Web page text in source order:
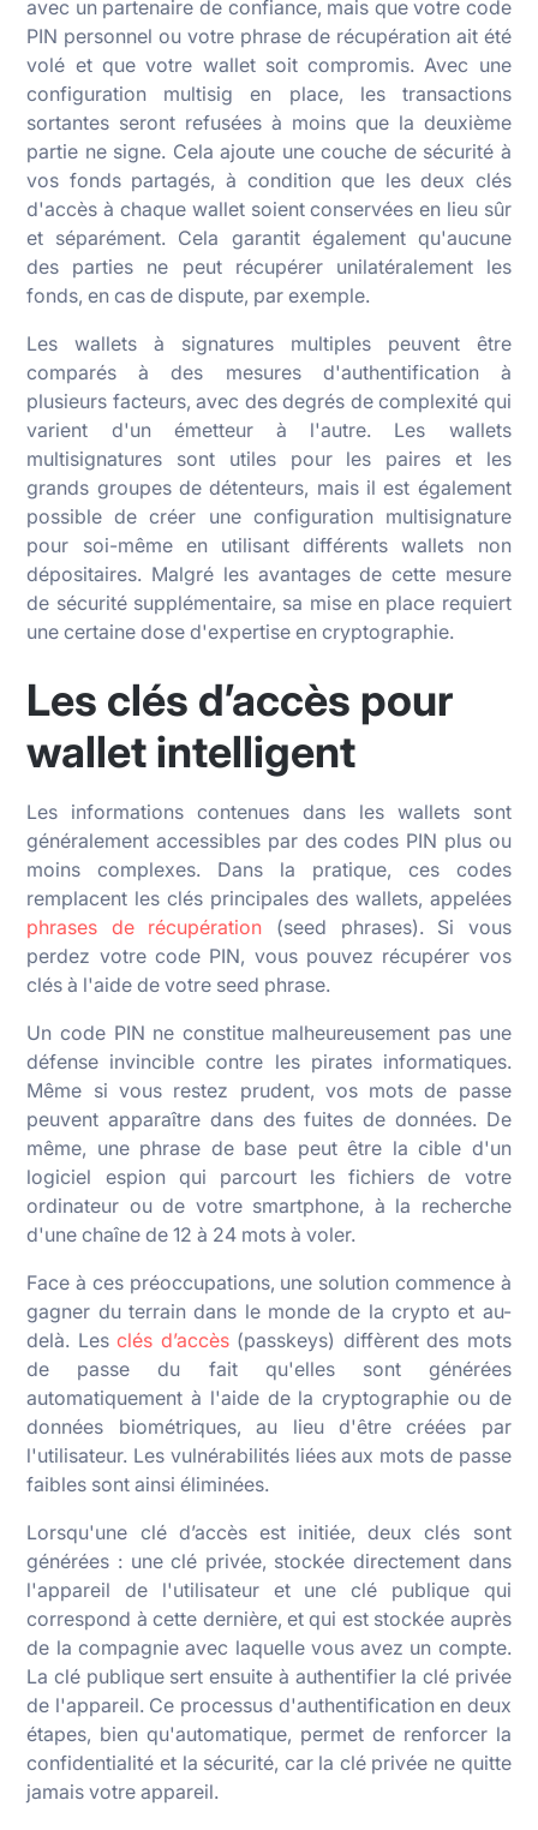
avec un partenaire de confiance, mais que votre code
PIN personnel ou votre phrase de récupération ait été
volé et que votre wallet soit compromis. Avec une
configuration multisig en place, les transactions
sortantes seront refusées à moins que la deuxième
partie ne signe. Cela ajoute une couche de sécurité à
vos fonds partagés, à condition que les deux clés
d'accès à chaque wallet soient conservées en lieu sûr
et séparément. Cela garantit également qu'aucune
des parties ne peut récupérer unilatéralement les
fonds, en cas de dispute, par exemple.
Les wallets à signatures multiples peuvent être
comparés à des mesures d'authentification à
plusieurs facteurs, avec des degrés de complexité qui
varient d'un émetteur à l'autre. Les wallets
multisignatures sont utiles pour les paires et les
grands groupes de détenteurs, mais il est également
possible de créer une configuration multisignature
pour soi-même en utilisant différents wallets non
dépositaires. Malgré les avantages de cette mesure
de sécurité supplémentaire, sa mise en place requiert
une certaine dose d'expertise en cryptographie.
Les clés d’accès pour
wallet intelligent
Les informations contenues dans les wallets sont
généralement accessibles par des codes PIN plus ou
moins complexes. Dans la pratique, ces codes
remplacent les clés principales des wallets, appelées
phrases de récupération (seed phrases). Si vous
perdez votre code PIN, vous pouvez récupérer vos
clés à l'aide de votre seed phrase.
Un code PIN ne constitue malheureusement pas une
défense invincible contre les pirates informatiques.
Même si vous restez prudent, vos mots de passe
peuvent apparaître dans des fuites de données. De
même, une phrase de base peut être la cible d'un
logiciel espion qui parcourt les fichiers de votre
ordinateur ou de votre smartphone, à la recherche
d'une chaîne de 12 à 24 mots à voler.
Face à ces préoccupations, une solution commence à
gagner du terrain dans le monde de la crypto et au-
delà. Lesclés d’accès(passkeys) diffèrent des mots
de passe du fait qu'elles sont générées
automatiquement à l'aide de la cryptographie ou de
données biométriques, au lieu d'être créées par
l'utilisateur. Les vulnérabilités liées aux mots de passe
faibles sont ainsi éliminées.
Lorsqu'une clé d’accès est initiée, deux clés sont
générées : une clé privée, stockée directement dans
l'appareil de l'utilisateur et une clé publique qui
correspond à cette dernière, et qui est stockée auprès
de la compagnie avec laquelle vous avez un compte.
La clé publique sert ensuite à authentifier la clé privée
de l'appareil. Ce processus d'authentification en deux
étapes, bien qu'automatique, permet de renforcer la
confidentialité et la sécurité, car la clé privée ne quitte
jamais votre appareil.